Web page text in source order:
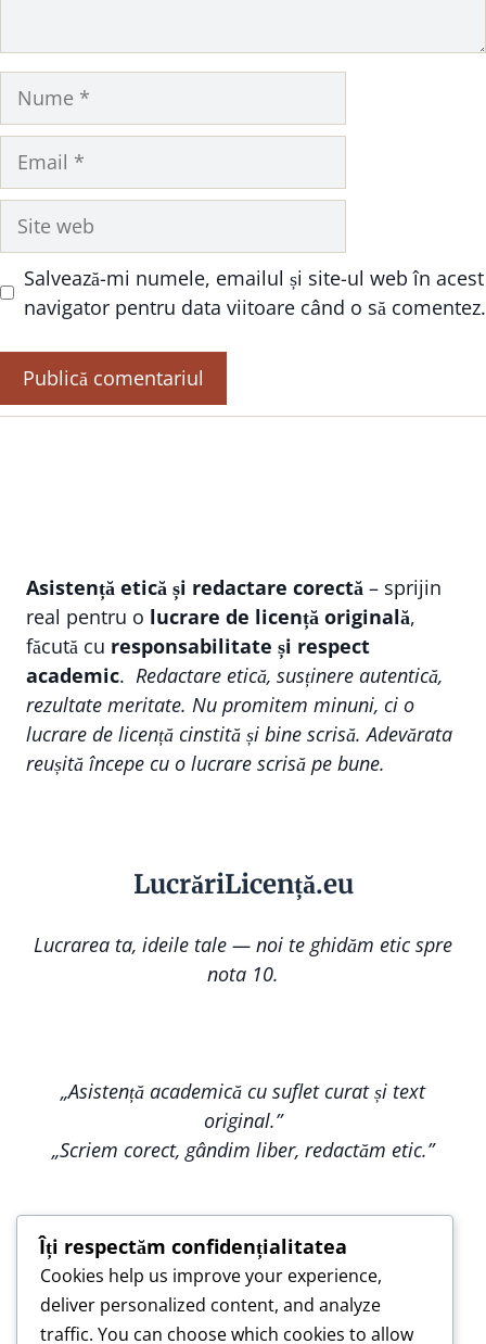
Site
web
Salvează-mi numele, emailul și site-ul web în acest
navigator pentru data viitoare când o să comentez.
Asistență etică și redactare corectă – sprijin
real pentru o lucrare de licență originală,
făcută cu responsabilitate și respect
academic. Redactare etică, susținere autentică,
rezultate meritate. Nu promitem minuni, ci o
lucrare de licență cinstită și bine scrisă. Adevărata
reușită începe cu o lucrare scrisă pe bune.
LucrăriLicență.eu
Lucrarea ta, ideile tale — noi te ghidăm etic spre
nota 10.
„Asistență academică cu suflet curat și text
original.”
„Scriem corect, gândim liber, redactăm etic.”
„Construim împreună, nu copiem — pentru o
lucrare care te reprezintă.”
Îți respectăm confidențialitatea
Cookies help us improve your experience,
deliver personalized content, and analyze
traffic. You can choose which cookies to allow